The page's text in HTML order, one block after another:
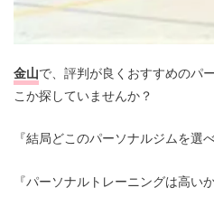
金山で、評判が良くおすすめのパ
こか探していませんか？
『結局どこのパーソナルジムを選
『パーソナルトレーニングは高い